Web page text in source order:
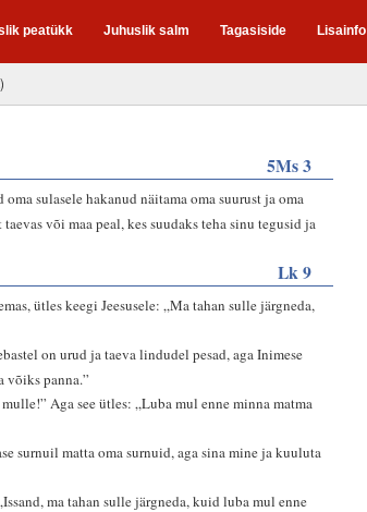
peatükk Juhuslik salm Tagasiside Lisainfo
5Ms 3
oma sulasele hakanud näitama oma suurust ja oma
või maa peal, kes suudaks teha sinu tegusid ja
Lk 9
ütles keegi Jeesusele: „Ma tahan sulle järgneda,
on urud ja taeva lindudel pesad, aga Inimese
võiks panna.”
Aga see ütles: „Luba mul enne minna matma
surnuil matta oma surnuid, aga sina mine ja kuuluta
ma tahan sulle järgneda, kuid luba mul enne